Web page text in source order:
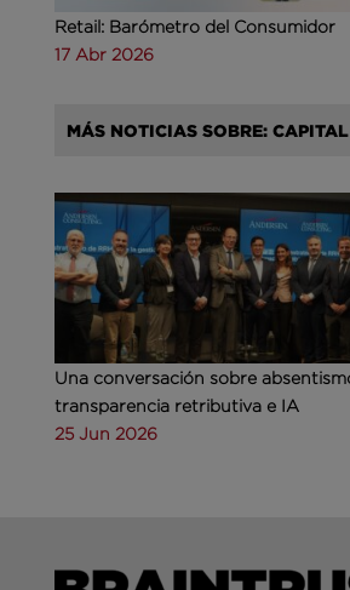
Retail: Barómetro del Consumidor
17 Abr 2026
MÁS NOTICIAS SOBRE:
Una conversación sobre
transparencia retributiva e IA
25 Jun 2026